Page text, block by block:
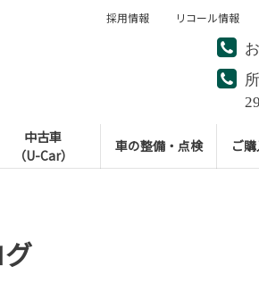
中古車
（U-Car）
車の整備・点検 ご
採用情報 リコール情報